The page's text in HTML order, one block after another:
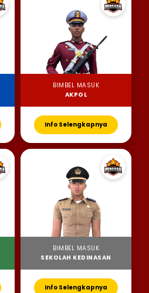
BIMBEL MASUK
AKPOL
Info Selengkapnya
BIMBEL MASUK
SEKOLAH KEDINASAN
Info Selengkapnya